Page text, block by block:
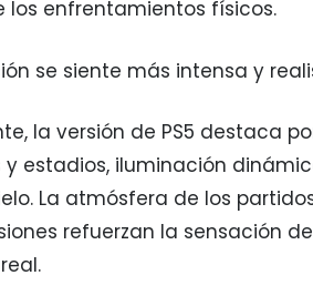
los enfrentamientos físicos.
se siente más intensa y
la versión de PS5 destaca
y estadios, iluminación
La atmósfera de los
refuerzan la sensación